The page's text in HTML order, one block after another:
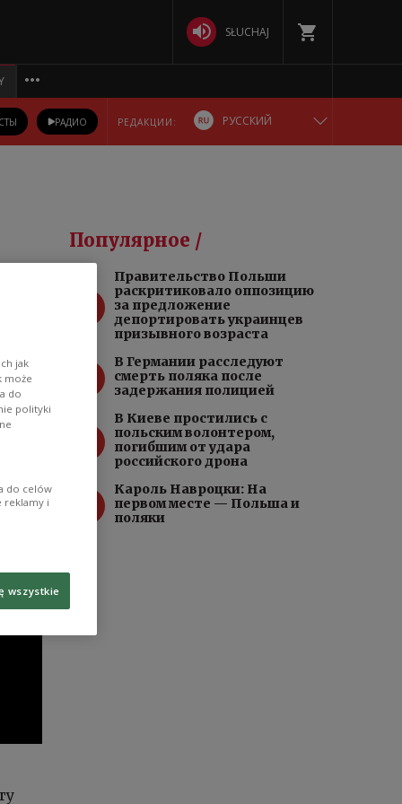
SŁUCHAJ
РАДИО РЕДАКЦИИ: РУССКИЙ
БЕЛАРУСКАЯ
УКРАЇНСЬКА
Популярное /
Правительство Польши
раскритиковало оппозицию
за предложение
депортировать украинцев
призывного возраста
В Германии расследуют
смерть поляка после
задержания полицией
В Киеве простились с
польским волонтером,
погибшим от удара
российского дрона
Кароль Навроцки: На
первом месте — Польша и
поляки
jak
może
do
polityki
do celów
reklamy i
wszystkie